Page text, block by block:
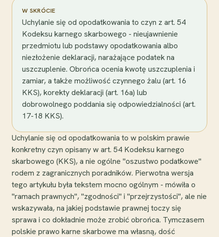
W SKRÓCIE
Uchylanie się od opodatkowania to czyn z art. 54
Kodeksu karnego skarbowego - nieujawnienie
przedmiotu lub podstawy opodatkowania albo
niezłożenie deklaracji, narażające podatek na
uszczuplenie. Obrońca ocenia kwotę uszczuplenia i
zamiar, a także możliwość czynnego żalu (art. 16
KKS), korekty deklaracji (art. 16a) lub
dobrowolnego poddania się odpowiedzialności (art.
17-18 KKS).
Uchylanie się od opodatkowania to w polskim prawie
konkretny czyn opisany w art. 54 Kodeksu karnego
skarbowego (KKS), a nie ogólne "oszustwo podatkowe"
rodem z zagranicznych poradników. Pierwotna wersja
tego artykułu była tekstem mocno ogólnym - mówiła o
"ramach prawnych", "zgodności" i "przejrzystości", ale nie
wskazywała, na jakiej podstawie prawnej toczy się
sprawa i co dokładnie może zrobić obrońca. Tymczasem
polskie prawo karne skarbowe ma własną, dość